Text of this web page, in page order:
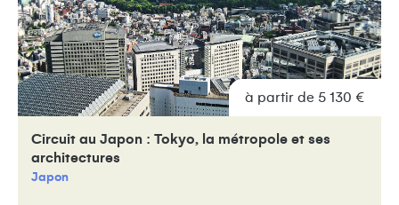
à partir de 5 130 €
Circuit au Japon : Tokyo, la métropole et ses
architectures
Japon